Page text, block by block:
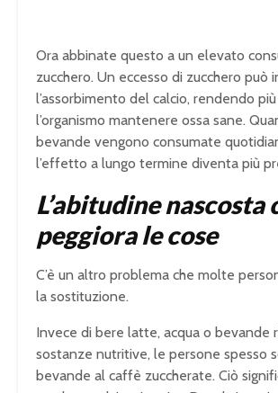
Ora abbinate questo a un elevato
zucchero. Un eccesso di zucchero può
l’assorbimento del calcio, rendendo
l’organismo mantenere ossa sane.
bevande vengono consumate
l’effetto a lungo termine diventa più
L’abitudine nascosta
peggiora le cose
C’è un altro problema che molte
la sostituzione.
Invece di bere latte, acqua o bevande
sostanze nutritive, le persone spesso
bevande al caffè zuccherate. Ciò